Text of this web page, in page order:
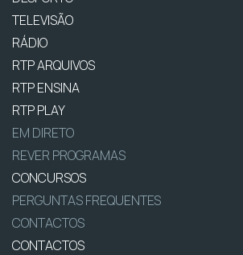
TELEVISÃO
RÁDIO
RTP ARQUIVOS
RTP ENSINA
RTP PLAY
EM DIRETO
REVER PROGRAMAS
CONCURSOS
PERGUNTAS FREQUENTES
CONTACTOS
CONTACTOS